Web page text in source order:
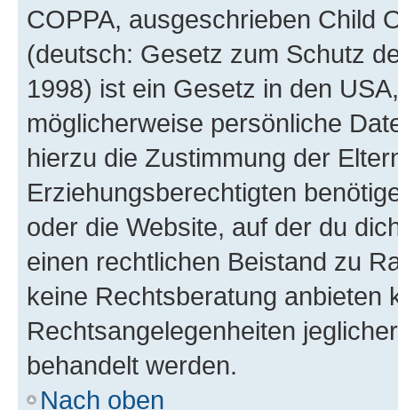
COPPA, ausgeschrieben Child
(deutsch: Gesetz zum Schutz
1998) ist ein Gesetz in den
möglicherweise persönliche
hierzu die Zustimmung der
Erziehungsberechtigten
oder die Website, auf der du
einen rechtlichen Beistand zu
keine Rechtsberatung anbieten
Rechtsangelegenheiten
behandelt werden.
Nach oben